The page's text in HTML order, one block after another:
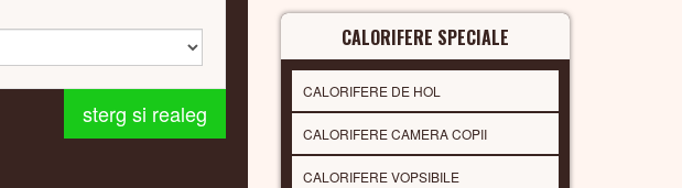
sterg si realeg
CALORIFERE SPECIALE
CALORIFERE DE HOL
CALORIFERE CAMERA COPII
CALORIFERE VOPSIBILE